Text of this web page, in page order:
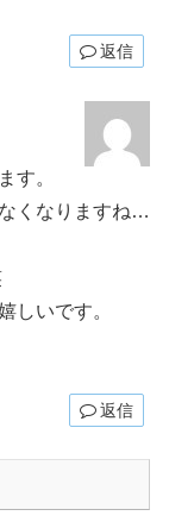
返信
す。
くなりますね…
しいです。
返信